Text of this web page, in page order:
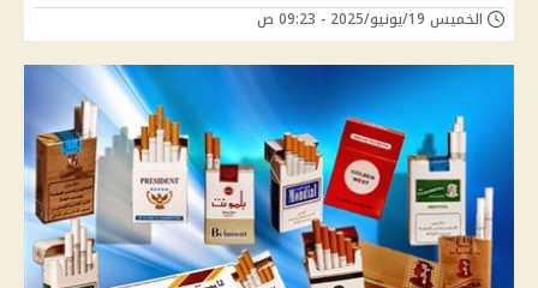
الخميس 19/يونيو/2025 - 09:23 ص